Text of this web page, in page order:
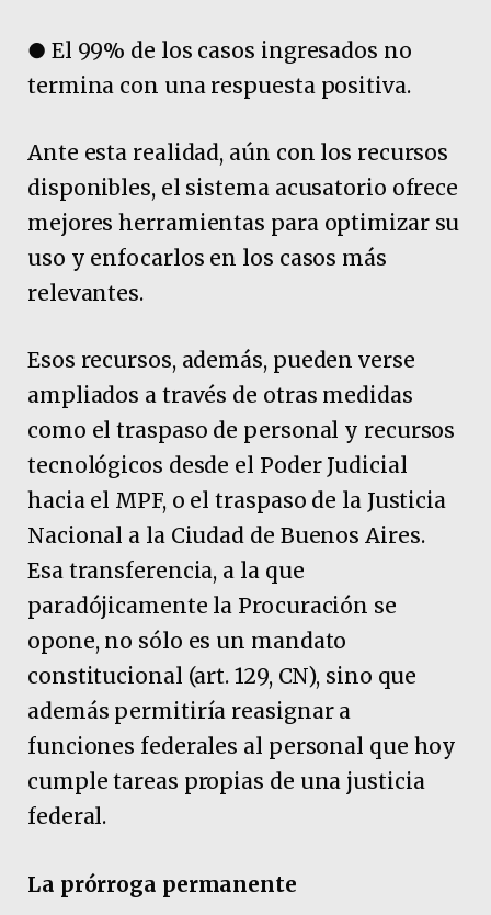
● El 99% de los casos ingresados no
termina con una respuesta positiva.
Ante esta realidad, aún con los recursos
disponibles, el sistema acusatorio ofrece
mejores herramientas para optimizar su
uso y enfocarlos en los casos más
relevantes.
Esos recursos, además, pueden verse
ampliados a través de otras medidas
como el traspaso de personal y recursos
tecnológicos desde el Poder Judicial
hacia el MPF, o el traspaso de la Justicia
Nacional a la Ciudad de Buenos Aires.
Esa transferencia, a la que
paradójicamente la Procuración se
opone, no sólo es un mandato
constitucional (art. 129, CN), sino que
además permitiría reasignar a
funciones federales al personal que hoy
cumple tareas propias de una justicia
federal.
La prórroga permanente